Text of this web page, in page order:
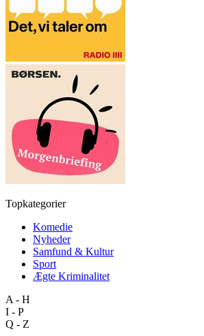
Topkategorier
Komedie
Nyheder
Samfund & Kultur
Sport
Ægte Kriminalitet
A - H
I - P
Q - Z